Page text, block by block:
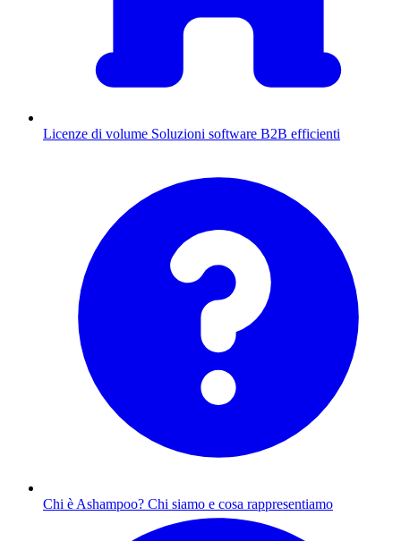
Licenze di volume Soluzioni software B2B efficienti
Chi è Ashampoo? Chi siamo e cosa rappresentiamo